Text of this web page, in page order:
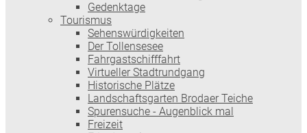
Gedenktage
Tourismus
Sehenswürdigkeiten
Der Tollensesee
Fahrgastschifffahrt
Virtueller Stadtrundgang
Historische Plätze
Landschaftsgarten Brodaer Teiche
Spurensuche - Augenblick mal
Freizeit